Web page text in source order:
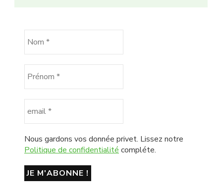
Nous gardons vos donnée privet. Lissez notre
Politique de confidentialité compléte.